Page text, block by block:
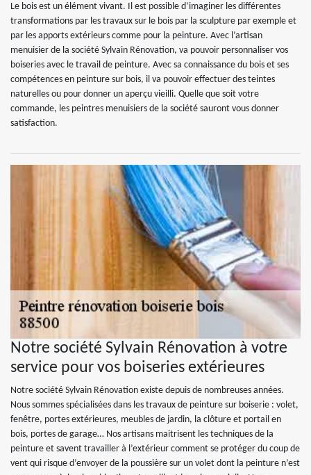
Le bois est un élément vivant. Il est possible d’imaginer les différentes
transformations par les travaux sur le bois par la sculpture par exemple et
par les apports extérieurs comme pour la peinture. Avec l’artisan
menuisier de la société Sylvain Rénovation, va pouvoir personnaliser vos
boiseries avec le travail de peinture. Avec sa connaissance du bois et ses
compétences en peinture sur bois, il va pouvoir effectuer des teintes
naturelles ou pour donner un aperçu vieilli. Quelle que soit votre
commande, les peintres menuisiers de la société sauront vous donner
satisfaction.
Notre société Sylvain Rénovation à votre
service pour vos boiseries extérieures
Notre société Sylvain Rénovation existe depuis de nombreuses années.
Nous sommes spécialisées dans les travaux de peinture sur boiserie : volet,
fenêtre, portes extérieures, meubles de jardin, la clôture et portail en
bois, portes de garage… Nos artisans maitrisent les techniques de la
peinture et savent travailler à l’extérieur comment se protéger du coup de
vent qui risque d’envoyer de la poussière sur un volet dont la peinture n’est